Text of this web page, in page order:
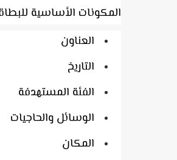
المكونات الأساسية
العناون
التاريخ
الفئة المستهدفة
الوسائل والحاجيات
المكان